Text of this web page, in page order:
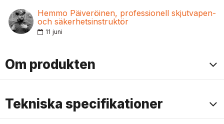
Hemmo Päiveröinen, professionell skjutvapen-
och säkerhetsinstruktör
11 juni
Om produkten
Tekniska specifikationer